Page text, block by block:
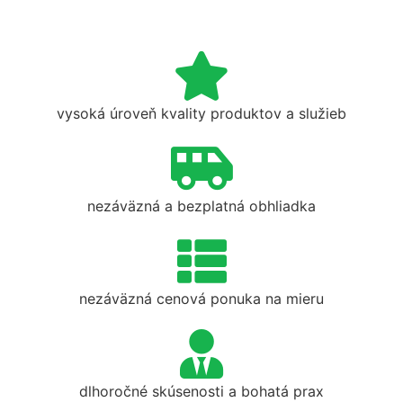
vysoká úroveň kvality produktov a služieb
nezáväzná a bezplatná obhliadka
nezáväzná cenová ponuka na mieru
dlhoročné skúsenosti a bohatá prax